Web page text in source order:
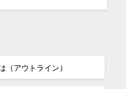
アウトライン）